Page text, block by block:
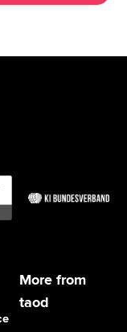
More from
taod